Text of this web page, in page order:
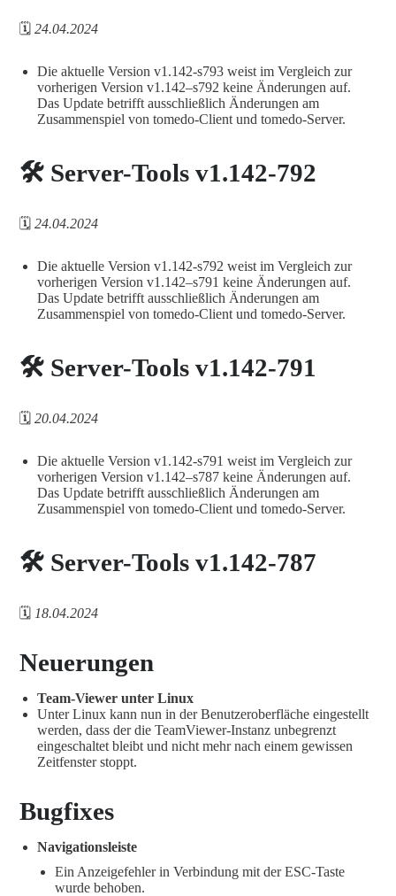
🗓️ 24.04.2024
Die aktuelle Version v1.142-s793 weist im Vergleich zur
vorherigen Version v1.142–s792 keine Änderungen auf.
Das Update betrifft ausschließlich Änderungen am
Zusammenspiel von tomedo-Client und tomedo-Server.
🛠️ Server-Tools v1.142-792
🗓️ 24.04.2024
Die aktuelle Version v1.142-s792 weist im Vergleich zur
vorherigen Version v1.142–s791 keine Änderungen auf.
Das Update betrifft ausschließlich Änderungen am
Zusammenspiel von tomedo-Client und tomedo-Server.
🛠️ Server-Tools v1.142-791
🗓️ 20.04.2024
Die aktuelle Version v1.142-s791 weist im Vergleich zur
vorherigen Version v1.142–s787 keine Änderungen auf.
Das Update betrifft ausschließlich Änderungen am
Zusammenspiel von tomedo-Client und tomedo-Server.
🛠️ Server-Tools v1.142-787
🗓️ 18.04.2024
Neuerungen
Team-Viewer unter Linux
Unter Linux kann nun in der Benutzeroberfläche eingestellt
werden, dass der die TeamViewer-Instanz unbegrenzt
eingeschaltet bleibt und nicht mehr nach einem gewissen
Zeitfenster stoppt.
Bugfixes
Navigationsleiste
Ein Anzeigefehler in Verbindung mit der ESC-Taste
wurde behoben.